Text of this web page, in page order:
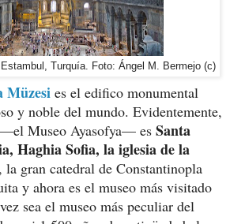
Turquía. Foto: Ángel M. Bermejo (c)
Müzesi es el edifico monumental
y noble del mundo. Evidentemente,
Museo Ayasofya— es Santa
Haghia Sofia, la iglesia de la
, la gran catedral de Constantinopla
y ahora es el museo más visitado
sea el museo más peculiar del